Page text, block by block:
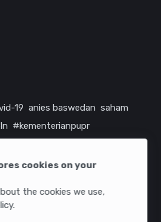
cookies on your
the cookies we use,
19 anies baswedan saham
#kementerianpupr
tol amerika serikat